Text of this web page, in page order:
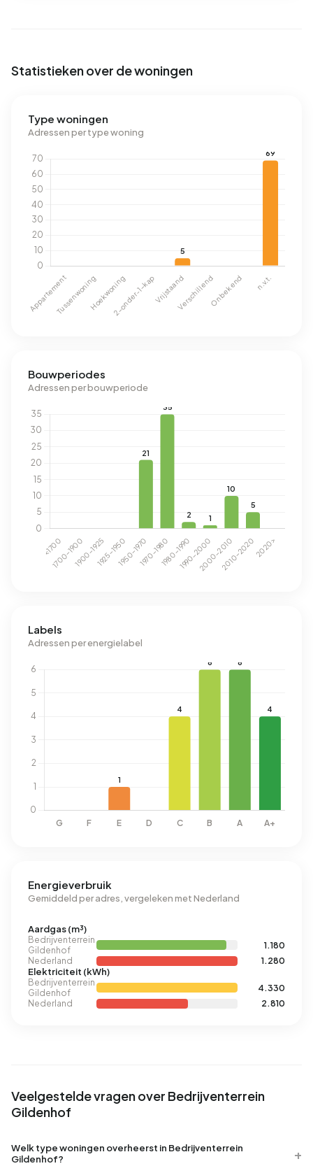
Statistieken over de woningen
Type woningen
Adressen per type woning
Bouwperiodes
Adressen per bouwperiode
Labels
Adressen per energielabel
Energieverbruik
Gemiddeld per adres, vergeleken met Nederland
Aardgas (m³)
Bedrijventerrein
Gildenhof
1.180
Nederland
1.280
Elektriciteit (kWh)
Bedrijventerrein
Gildenhof
4.330
Nederland
2.810
Veelgestelde vragen over Bedrijventerrein
Gildenhof
Welk type woningen overheerst in Bedrijventerrein
Gildenhof?